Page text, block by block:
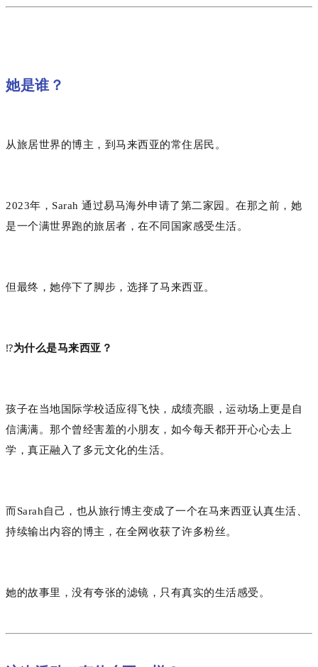
她是谁？
从旅居世界的博主，到马来西亚的常住居民。
2023年，Sarah 通过易马海外申请了第二家园。在那之前，她
是一个满世界跑的旅居者，在不同国家感受生活。
但最终，她停下了脚步，选择了马来西亚。
⁉️为什么是马来西亚？
孩子在当地国际学校适应得飞快，成绩亮眼，运动场上更是自
信满满。那个曾经害羞的小朋友，如今每天都开开心心去上
学，真正融入了多元文化的生活。
而Sarah自己，也从旅行博主变成了一个在马来西亚认真生活、
持续输出内容的博主，在全网收获了许多粉丝。
她的故事里，没有夸张的滤镜，只有真实的生活感受。